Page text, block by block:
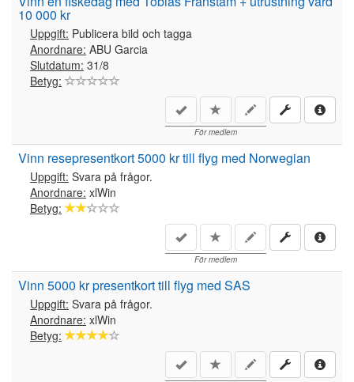
10 000 kr
Uppgift: Publicera bild och tagga
Anordnare: ABU Garcia
Slutdatum: 31/8
Betyg:
För medlem
Vinn resepresentkort 5000 kr till flyg med Norwegian
Uppgift: Svara på frågor.
Anordnare: xlWin
Betyg:
För medlem
Vinn 5000 kr presentkort till flyg med SAS
Uppgift: Svara på frågor.
Anordnare: xlWin
Betyg: